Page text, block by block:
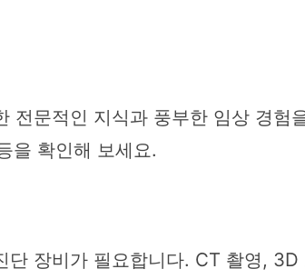
문적인 지식과 풍부한 임상 경험
을 확인해 보세요.
장비가 필요합니다. CT 촬영,